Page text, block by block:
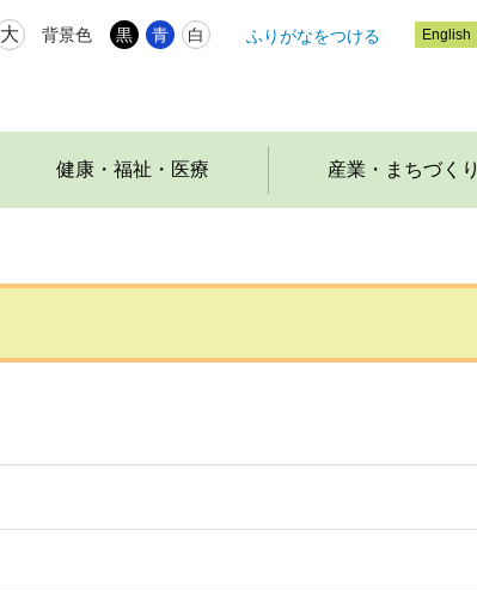
大 背景色 黒 青 白 ふりがなをつける English
健康・福祉・医療 産業・まちづくり